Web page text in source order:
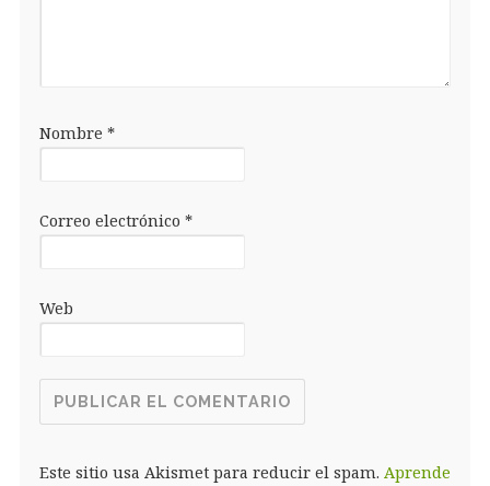
Nombre *
Correo electrónico *
Web
Este sitio usa Akismet para reducir el spam. Aprende